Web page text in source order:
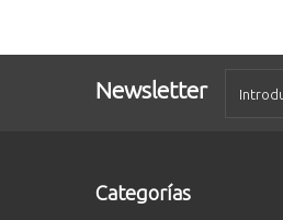
Newsletter
Categorías